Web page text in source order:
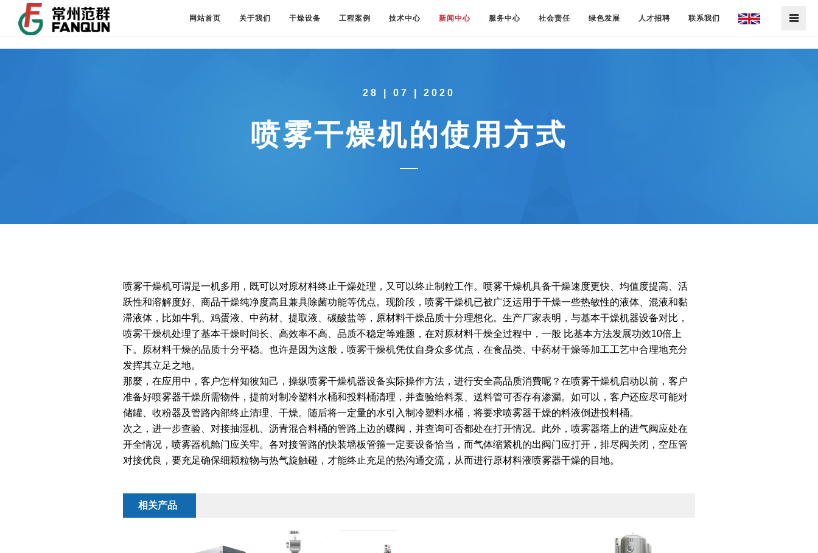
网站首页 关于我们 干燥设备 工程案例 技术中心 新闻中心 服务中心 社会责任 绿色发展 人才招聘 联系我们
28 | 07 | 2020
喷雾干燥机的使用方式
喷雾干燥机可谓是一机多用，既可以对原材料终止干燥处理，又可以终止制粒工作。喷雾干燥机具备干燥速度更快、均值度提高、活
跃性和溶解度好、商品干燥纯净度高且兼具除菌功能等优点。现阶段，喷雾干燥机已被广泛运用于干燥一些热敏性的液体、混液和黏
滞液体，比如牛乳、鸡蛋液、中药材、提取液、碳酸盐等，原材料干燥品质十分理想化。生产厂家表明，与基本干燥机器设备对比，
喷雾干燥机处理了基本干燥时间长、高效率不高、品质不稳定等难题，在对原材料干燥全过程中，一般 比基本方法发展功效10倍上
下。原材料干燥的品质十分平稳。也许是因为这般，喷雾干燥机凭仗自身众多优点，在食品类、中药材干燥等加工工艺中合理地充分
发挥其立足之地。
那麼，在应用中，客户怎样知彼知己，操纵喷雾干燥机器设备实际操作方法，进行安全高品质消費呢？在喷雾干燥机启动以前，客户
准备好喷雾器干燥所需物件，提前对制冷塑料水桶和投料桶清理，并查验给料泵、送料管可否存有渗漏。如可以，客户还应尽可能对
储罐、收粉器及管路內部终止清理、干燥。随后将一定量的水引入制冷塑料水桶，将要求喷雾器干燥的料液倒进投料桶。
次之，进一步查验、对接抽湿机、沥青混合料桶的管路上边的碟阀，并查询可否都处在打开情况。此外，喷雾器塔上的进气阀应处在
开全情况，喷雾器机舱门应关牢。各对接管路的快装墙板管箍一定要设备恰当，而气体缩紧机的出阀门应打开，排尽阀关闭，空压管
对接优良，要充足确保细颗粒物与热气旋触碰，才能终止充足的热沟通交流，从而进行原材料液喷雾器干燥的目地。
相关产品